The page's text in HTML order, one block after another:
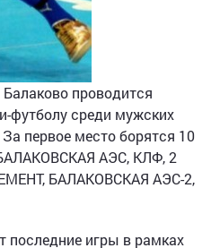
проводится
футболу среди мужских
первое место борятся 10
АЭС, КЛФ, 2
БАЛАКОВСКАЯ АЭС-2,
последние игры в рамках